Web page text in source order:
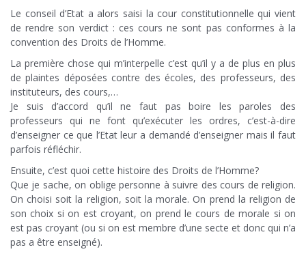
Le conseil d’Etat a alors saisi la cour constitutionnelle qui vient
de rendre son verdict : ces cours ne sont pas conformes à la
convention des Droits de l’Homme.
La première chose qui m’interpelle c’est qu’il y a de plus en plus
de plaintes déposées contre des écoles, des professeurs, des
instituteurs, des cours,…
Je suis d’accord qu’il ne faut pas boire les paroles des
professeurs qui ne font qu’exécuter les ordres, c’est-à-dire
d’enseigner ce que l’Etat leur a demandé d’enseigner mais il faut
parfois réfléchir.
Ensuite, c’est quoi cette histoire des Droits de l’Homme?
Que je sache, on oblige personne à suivre des cours de religion.
On choisi soit la religion, soit la morale. On prend la religion de
son choix si on est croyant, on prend le cours de morale si on
est pas croyant (ou si on est membre d’une secte et donc qui n’a
pas a être enseigné).